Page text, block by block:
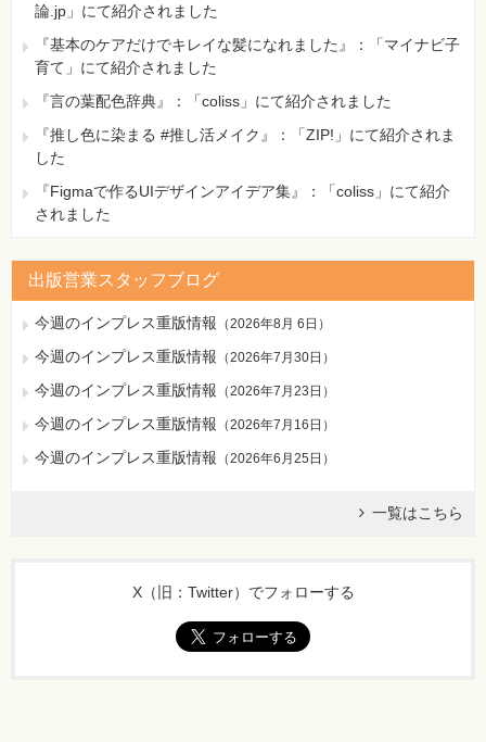
191ページ 構文かこみ 5行目
[誤]
}
[正]
【 第3刷にて修正 】
192ページ コードかこみ 5行目
[誤]
};
[誤]
int a[5] = {}; ←初期値指定がないため0で初期化
int a[5] = {0}; ←先頭要素と以降を全て0で初期化
【 第3刷にて修正 】
なお、13～18行目は、次のように
論.jp」にて紹介されました
『基本のケアだけでキレイな髪になれました』：「マイナビ子
育て」にて紹介されました
『言の葉配色辞典』：「coliss」にて紹介されました
『推し色に染まる #推し活メイク』：「ZIP!」にて紹介されま
した
『Figmaで作るUIデザインアイデア集』：「coliss」にて紹介
されました
出版営業スタッフブログ
今週のインプレス重版情報 （2026年8月 6日 ）
今週のインプレス重版情報 （2026年7月30日 ）
今週のインプレス重版情報 （2026年7月23日 ）
今週のインプレス重版情報 （2026年7月16日 ）
今週のインプレス重版情報 （2026年6月25日 ）
一覧はこちら
X（旧：Twitter）でフォローする